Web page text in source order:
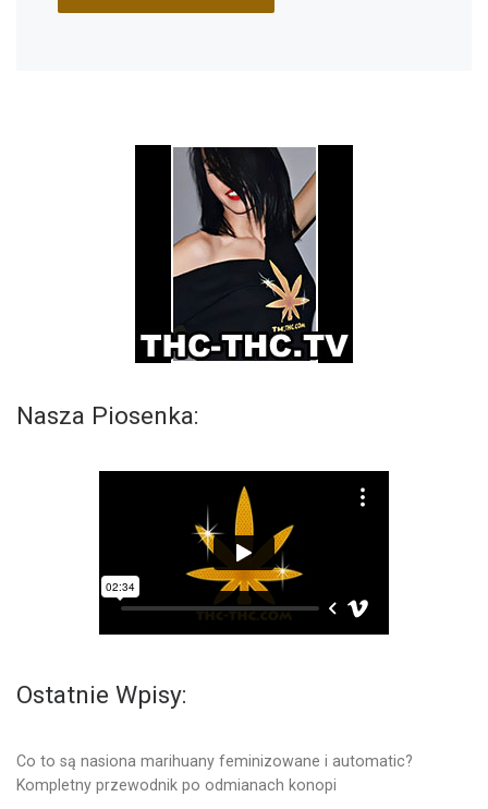
Nasza Piosenka:
Ostatnie Wpisy:
Co to są nasiona marihuany feminizowane i automatic?
Kompletny przewodnik po odmianach konopi